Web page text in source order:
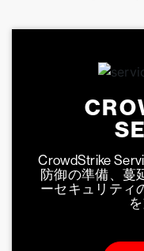
CrowdStrike
防御の準備、蔓
ーセキュリティ